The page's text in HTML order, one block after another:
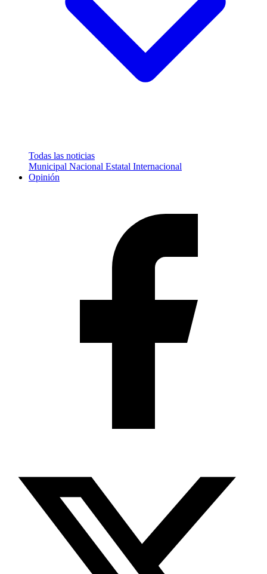
Todas las noticias
Municipal Nacional Estatal Internacional
Opinión